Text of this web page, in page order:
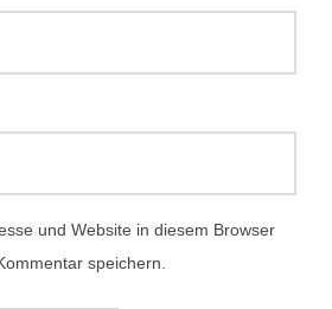
und Website in diesem Browser
speichern.